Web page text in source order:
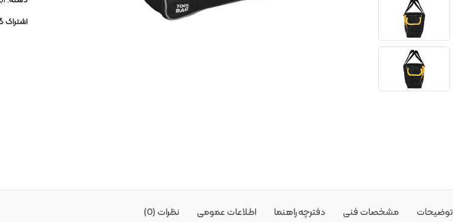
اشتراک
توضیحات نظرات (0) مشخصات فنی اطلاعات عمومی دفترچه راهنما